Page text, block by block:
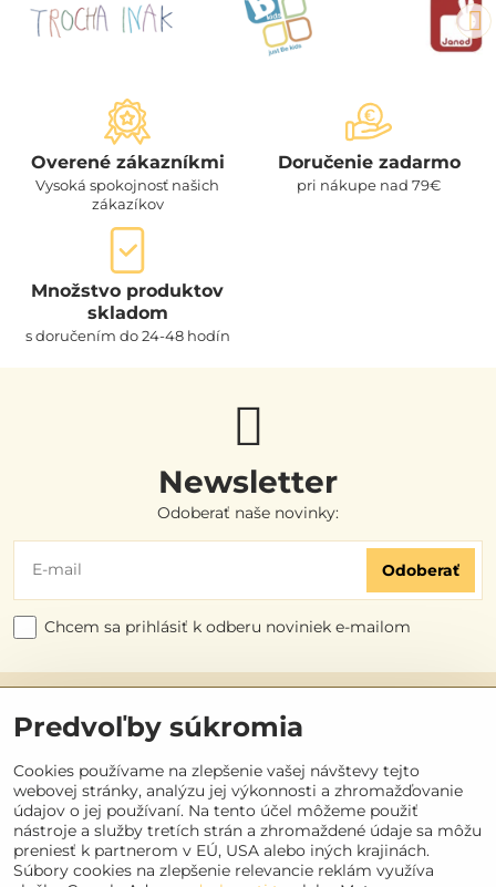
Overené zákazníkmi
Vysoká spokojnosť našich
zákazíkov
Doručenie zadarmo
pri nákupe nad 79€
Množstvo produktov
skladom
s doručením do 24-48 hodín
Newsletter
Odoberať naše novinky:
Odoberať
Chcem sa prihlásiť k odberu noviniek e-mailom
Užitočné odkazy
Objednávky
Kontakt
Predvoľby súkromia
Cookies používame na zlepšenie vašej návštevy tejto
webovej stránky, analýzu jej výkonnosti a zhromažďovanie
údajov o jej používaní. Na tento účel môžeme použiť
nástroje a služby tretích strán a zhromaždené údaje sa môžu
preniesť k partnerom v EÚ, USA alebo iných krajinách.
Súbory cookies na zlepšenie relevancie reklám využíva